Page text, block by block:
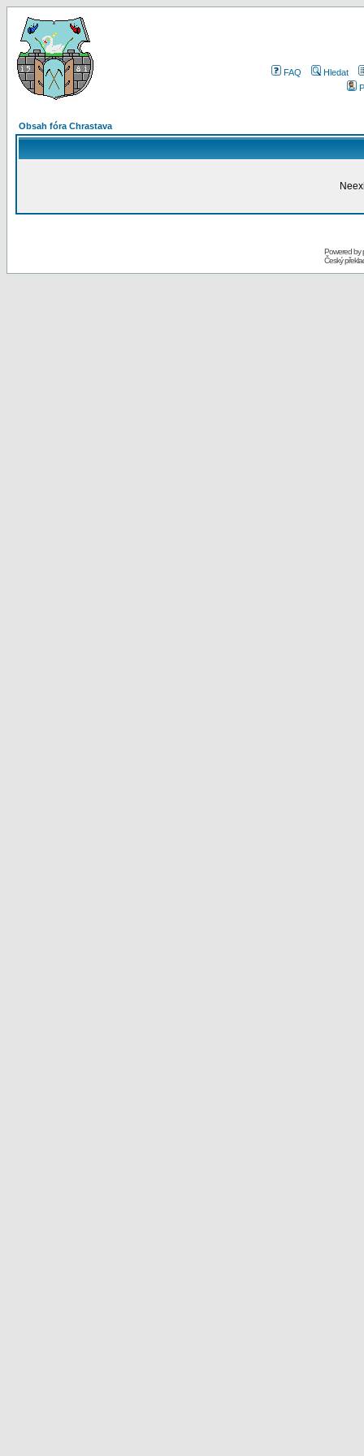
FAQ
Hledat
Obsah fóra Chrastava
Powered by
Český